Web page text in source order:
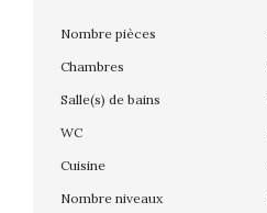
Nombre pièces
Chambres
Salle(s) de bains
WC
Cuisine
Nombre niveaux